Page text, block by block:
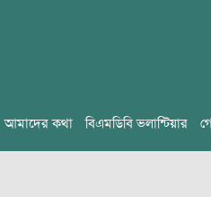
আমাদের কথা বিএমডিবি ভলান্টিয়ার